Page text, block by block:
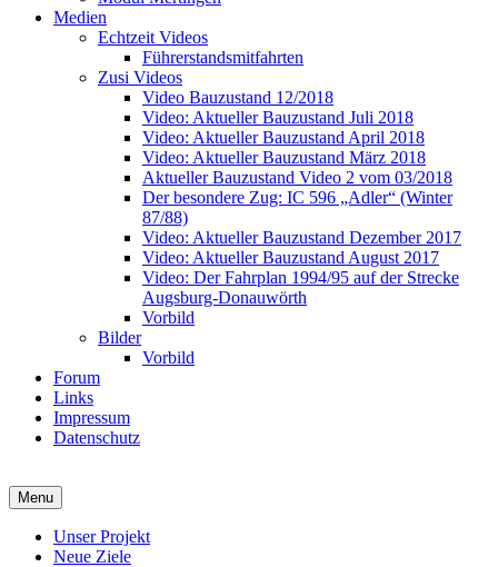
Medien
Echtzeit Videos
Führerstandsmitfahrten
Zusi Videos
Video Bauzustand 12/2018
Video: Aktueller Bauzustand Juli 2018
Video: Aktueller Bauzustand April 2018
Video: Aktueller Bauzustand März 2018
Aktueller Bauzustand Video 2 vom 03/2018
Der besondere Zug: IC 596 „Adler“ (Winter
87/88)
Video: Aktueller Bauzustand Dezember 2017
Video: Aktueller Bauzustand August 2017
Video: Der Fahrplan 1994/95 auf der Strecke
Augsburg-Donauwörth
Vorbild
Bilder
Vorbild
Forum
Links
Impressum
Datenschutz
Menu
Unser Projekt
Neue Ziele